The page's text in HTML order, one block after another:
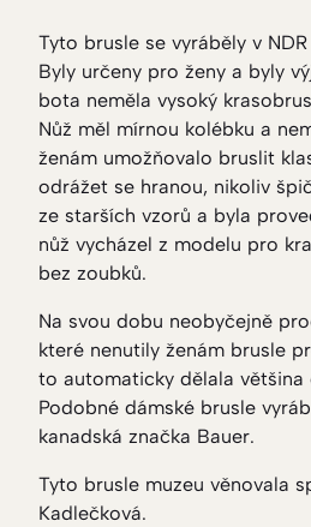
Tyto brusle se vyráběly v
Byly určeny pro ženy a byly
bota neměla vysoký
Nůž měl mírnou kolébku a
ženám umožňovalo bruslit
odrážet se hranou, nikoliv
ze starších vzorů a byla
nůž vycházel z modelu pro
bez zoubků.
Na svou dobu neobyčejně
které nenutily ženám brusle
to automaticky dělala
Podobné dámské brusle
kanadská značka Bauer.
Tyto brusle muzeu věnovala
Kadlečková.